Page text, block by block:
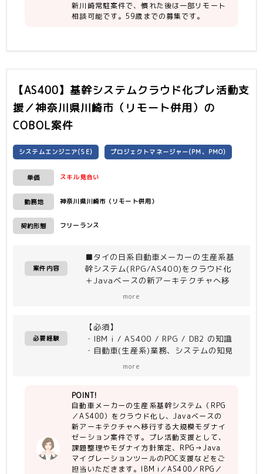
新川崎常駐案件で、慣れた後は一部リモート
相談可能です。59歳までの募集です。
【AS400】基幹システムクラウド化プレ活動支
援／神奈川県川崎市（リモート併用） の
COBOL案件
システムエンジニア(SE) プロジェクトマネージャー(PM、PMO)
単価 スキル見合い
勤務地 神奈川県川崎市（リモート併用）
契約形態 フリーランス
案件内容
■タイの日系自動車メーカーの生産系基
幹システム(RPG/AS400)をクラウド化
＋Javaベースの新アーキテクチャへ移
表等の残った機能をJava化）
プレ活動支援ならびにアフターの支援
（要件定義から設計、モダナイゼーショ
・商談支援（課題可視化／モダナイ方針
策定／提案書執筆）
・業務／システム課題整理、ToBe像の
検討
・RPG → Java マイグレーションツー
ルのPOC支援
more
必要経験
【必須】
・IBM i / AS400 / RPG / DB2 の知識
・自動車(生産系)業務、システムの知見
【尚可】
・英語でのコミュニケーション
・自動車モダナイゼーションプロジェク
ト経験（RPG→Java、COBOL→Java
等）
more
POINT!
自動車メーカーの生産系基幹システム（RPG
／AS400）をクラウド化し、Javaベースの
新アーキテクチャへ移行する大規模モダナイ
ゼーション案件です。プレ活動支援として、
課題整理やモダナイ方針策定、RPG→Java
マイグレーションツールのPOC支援などをご
担当いただきます。IBM i／AS400／RPG／